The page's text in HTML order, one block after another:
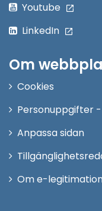
Youtube
LinkedIn
Om
Cookies
Personuppgifter -
Anpassa sidan
Om e-